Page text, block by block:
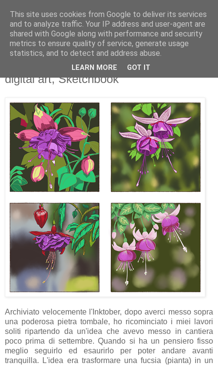
Artravelling
martedì 12 novembre 2024
Novembre sotto il segno delle Fucsie:
digital art, Sketchbook
Archiviato velocemente l'Inktober, dopo averci messo sopra
una poderosa pietra tombale, ho ricominciato i miei lavori
soliti ripartendo da un'idea che avevo messo in cantiera
poco prima di settembre. Quando si ha un pensiero fisso
meglio seguirlo ed esaurirlo per poter andare avanti
tranquilla. L'idea era trasformare una fucsia (pianta) in un
This site uses cookies from Google to deliver its services
and to analyze traffic. Your IP address and user-agent are
shared with Google along with performance and security
metrics to ensure quality of service, generate usage
statistics, and to detect and address abuse.
LEARN MORE GOT IT